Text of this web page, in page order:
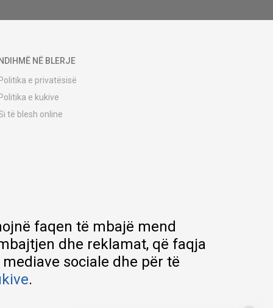
NDIHMË NË BLERJE
Politika e privatësisë
Politika e kukive
të blesh online
faqen të mbajë mend
dhe reklamat, që faqja
sociale dhe për të
.